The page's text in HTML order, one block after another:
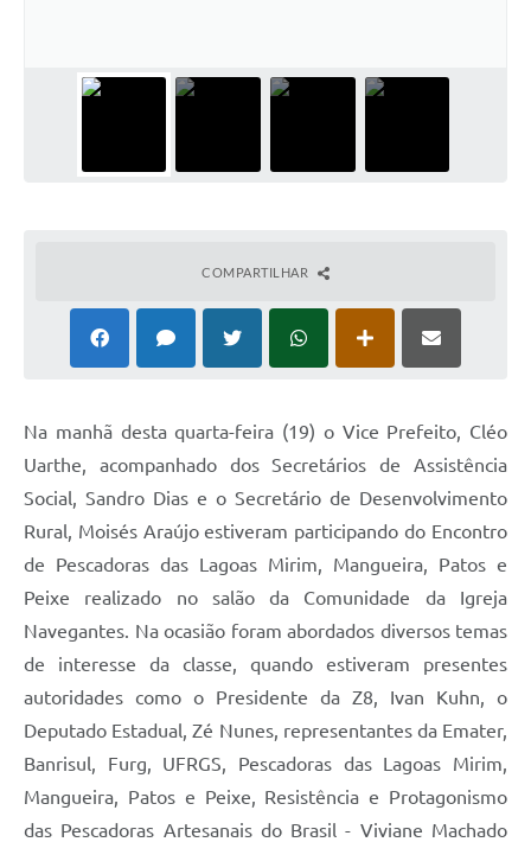
COMPARTILHAR
Na manhã desta quarta-feira (19) o Vice Prefeito, Cléo
Uarthe, acompanhado dos Secretários de Assistência
Social, Sandro Dias e o Secretário de Desenvolvimento
Rural, Moisés Araújo estiveram participando do Encontro
de Pescadoras das Lagoas Mirim, Mangueira, Patos e
Peixe realizado no salão da Comunidade da Igreja
Navegantes. Na ocasião foram abordados diversos temas
de interesse da classe, quando estiveram presentes
autoridades como o Presidente da Z8, Ivan Kuhn, o
Deputado Estadual, Zé Nunes, representantes da Emater,
Banrisul, Furg, UFRGS, Pescadoras das Lagoas Mirim,
Mangueira, Patos e Peixe, Resistência e Protagonismo
das Pescadoras Artesanais do Brasil - Viviane Machado